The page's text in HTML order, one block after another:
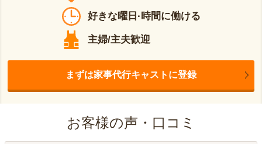
好きな曜日·時間に働ける
主婦/主夫歓迎
まずは家事代行キャストに登録
お客様の声・口コミ